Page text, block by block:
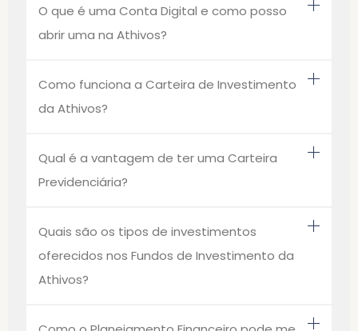
O que é uma Conta Digital e como posso
abrir uma na Athivos?
Como funciona a Carteira de Investimento
da Athivos?
Qual é a vantagem de ter uma Carteira
Previdenciária?
Quais são os tipos de investimentos
oferecidos nos Fundos de Investimento da
Athivos?